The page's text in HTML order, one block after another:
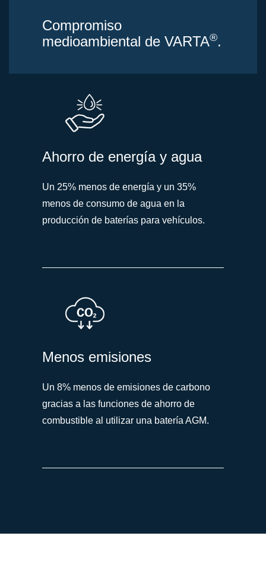
Compromiso
medioambiental de VARTA®.
Ahorro de energía y agua
Un 25% menos de energía y un 35%
menos de consumo de agua en la
producción de baterías para vehículos.
Menos emisiones
Un 8% menos de emisiones de carbono
gracias a las funciones de ahorro de
combustible al utilizar una batería AGM.